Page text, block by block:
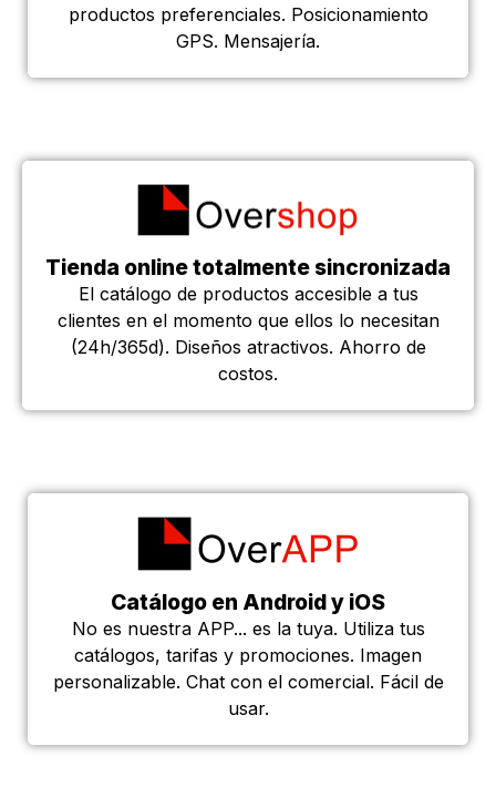
productos preferenciales. Posicionamiento
GPS. Mensajería.
Tienda online totalmente sincronizada
El catálogo de productos accesible a tus
clientes en el momento que ellos lo necesitan
(24h/365d). Diseños atractivos. Ahorro de
costos.
Catálogo en Android y iOS
No es nuestra APP... es la tuya. Utiliza tus
catálogos, tarifas y promociones. Imagen
personalizable. Chat con el comercial. Fácil de
usar.